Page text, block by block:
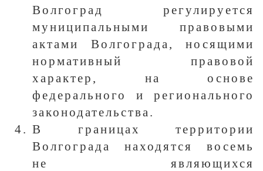
Волгоград регулируется
муниципальными правовыми
актами Волгограда, носящими
нормативный правовой
характер, на основе
федерального и регионального
законодательства.
В границах территории
Волгограда находятся восемь
не являющихся